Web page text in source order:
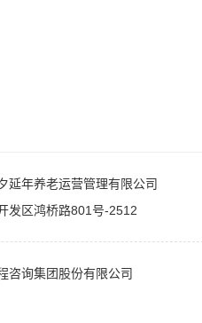
延年养老运营管理有限公司
发区鸿桥路801号-2512
咨询集团股份有限公司